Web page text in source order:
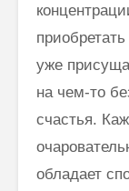
уже
на чем-то
счастья.
обладает